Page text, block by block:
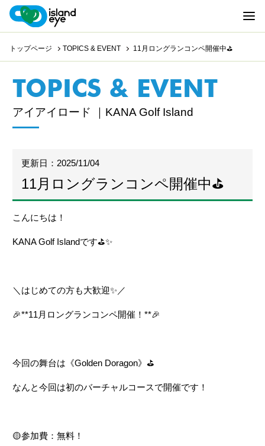
トップページ TOPICS & EVENT 11月ロングランコンペ開催中⛳
TOPICS & EVENT
アイアイロード ｜KANA Golf Island
更新日：2025/11/04
11月ロングランコンペ開催中⛳
こんにちは！
KANA Golf Islandです⛳️✨
＼はじめての方も大歓迎✨／
🎉**11 月ロングランコンペ開催！ **🎉
今回の舞台は《Golden Doragon》 ⛳️
なんと今回は初のバーチャルコースで開催です！
🟡参加費：無料！